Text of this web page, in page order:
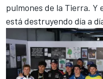
pulmones de la Tierra. Y
está destruyendo día a